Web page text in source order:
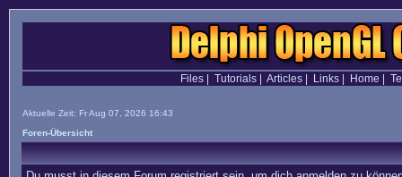
Files| Tutorials| Articles| Links| Home
Aktuelle Zeit: Fr Aug 07, 2026 16:43
Foren-Übersicht